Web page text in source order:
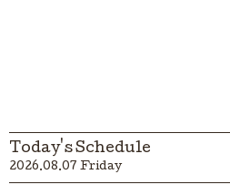
Today's Schedule
2026.08.07 Friday